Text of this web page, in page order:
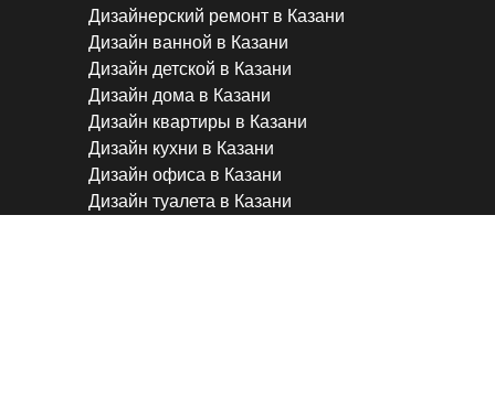
Дизайнерский ремонт в Казани
Дизайн ванной в Казани
Дизайн детской в Казани
Дизайн дома в Казани
Дизайн квартиры в Казани
Дизайн кухни в Казани
Дизайн офиса в Казани
Дизайн туалета в Казани